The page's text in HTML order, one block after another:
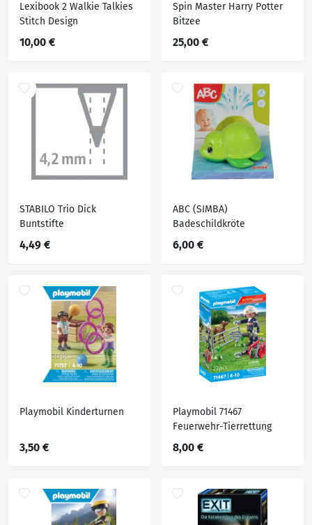
Lexibook 2 Walkie Talkies
Stitch Design
10,00 €
Spin Master Harry Potter
Bitzee
25,00 €
STABILO Trio Dick
Buntstifte
4,49 €
ABC (SIMBA)
Badeschildkröte
6,00 €
Playmobil Kinderturnen
3,50 €
Playmobil 71467
Feuerwehr-Tierrettung
8,00 €